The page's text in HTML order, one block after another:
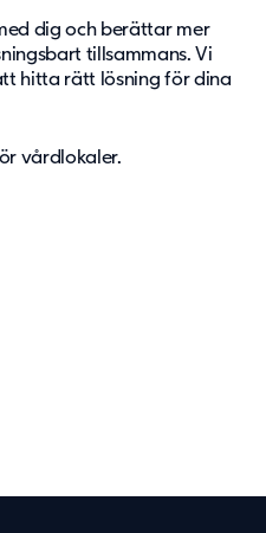
dig och berättar mer
tillsammans. Vi
hitta rätt lösning för dina
vårdlokaler.